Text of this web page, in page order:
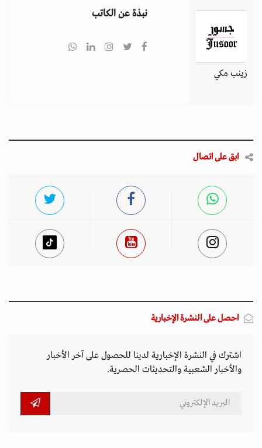
زينب مكي
نبذة عن الكاتب
ابق على اتصال
احصل على النشرة الإخبارية
اشترك في النشرة الإخبارية لدينا للحصول على آخر الأخبار
والأخبار الشعبية والتحديثات الحصرية.